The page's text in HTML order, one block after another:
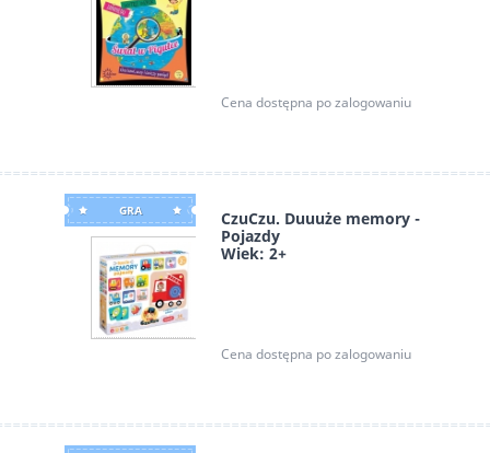
Cena dostępna po zalogowaniu
GRA
CzuCzu. Duuuże memory -
Pojazdy
Wiek: 2+
Cena dostępna po zalogowaniu